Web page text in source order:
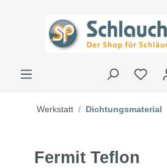
Werkstatt Dichtungsmaterial
Fermit Teflon